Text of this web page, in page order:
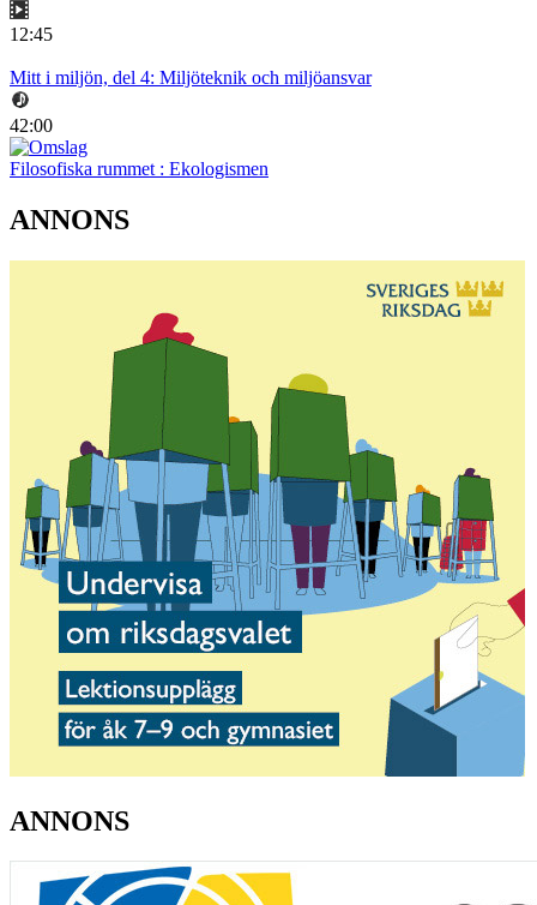
12:45
Mitt i miljön, del 4: Miljöteknik och miljöansvar
42:00
Filosofiska rummet : Ekologismen
ANNONS
ANNONS